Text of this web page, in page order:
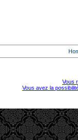
Vous
Vous avez la